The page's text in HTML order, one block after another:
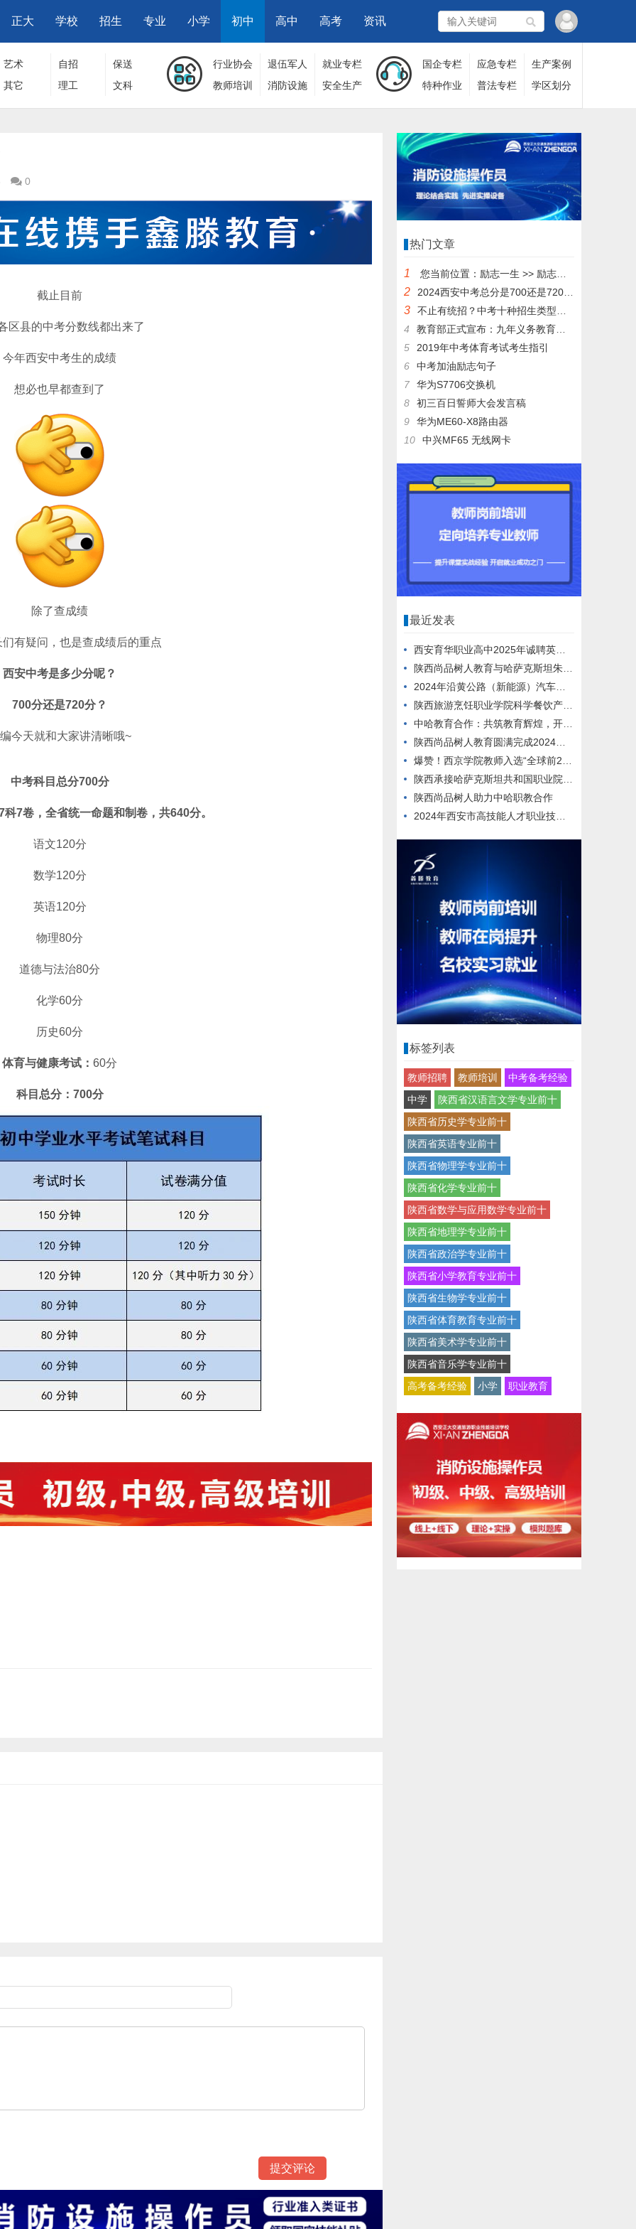
正大 学校 招生 专业 小学 初中 高中 高考 资讯
艺术 自招
保送
其它
理工 文科
行业协会 退伍军人
就业专栏
教师培训
消防设施 安全生产
国企专栏 应急专栏
生产案例
特种作业
普法专栏 学区划分
0
截止目前
区县的中考分数线都出来了
今年西安中考生的成绩
想必也早都查到了
除了查成绩
有疑问，也是查成绩后的重点
西安中考是多少分呢？
700分还是720分？
今天就和大家讲清晰哦~
中考科目总分700分
7卷，全省统一命题和制卷，共640分。
语文120分
数学120分
英语120分
物理80分
道德与法治80分
化学60分
历史60分
体育与健康考试： 60分
科目总分：700分
热门文章
1 您当前位置：励志一生 >> 励志演讲 >> 2010届中考倒计时60天寄语 APR 10 2010届中考倒计时60天寄语 发布:励志 | 分类:励志演讲 2010届中考倒计
2 2024西安中考总分是700还是720分？
3
不止有统招？中考十种招生类型盘点！
4
教育部正式宣布：九年义务教育有大变动！将取消中考？
5
​2019年中考体育考试考生指引
6
中考加油励志句子
7
华为S7706交换机
8
初三百日誓师大会发言稿
9
华为ME60-X8路由器
10
中兴MF65 无线网卡
最近发表
西安育华职业高中2025年诚聘英才公告
陕西尚品树人教育与哈萨克斯坦朱巴诺夫大学达成战略合作
2024年沿黄公路（新能源）汽车拉力赛闭幕仪式暨首届汽车运动文体旅产业发展大会在西安汽车职业大学临潼校区举行
陕西旅游烹饪职业学院科学餐饮产品对接企业发布会盛大启幕
中哈教育合作：共筑教育辉煌，开启发展新程-陕西尚品树人助添光彩
陕西尚品树人教育圆满完成2024年哈萨克斯坦ERG联盟学校师生团队来华培训
爆赞！西京学院教师入选“全球前2%顶尖科学家”再创行业之最！
陕西承接哈萨克斯坦共和国职业院校教师培训
陕西尚品树人助力中哈职教合作
2024年西安市高技能人才职业技能竞赛两项热门工种决赛在西安高新技师学院顺利举行
标签列表
教师招聘 教师培训
中考备考经验
中学
陕西省汉语言文学专业前十
陕西省历史学专业前十
陕西省英语专业前十
陕西省物理学专业前十
陕西省化学专业前十
陕西省数学与应用数学专业前十
陕西省地理学专业前十
陕西省政治学专业前十
陕西省小学教育专业前十
陕西省生物学专业前十
陕西省体育教育专业前十
陕西省美术学专业前十
陕西省音乐学专业前十
高考备考经验
小学 职业教育